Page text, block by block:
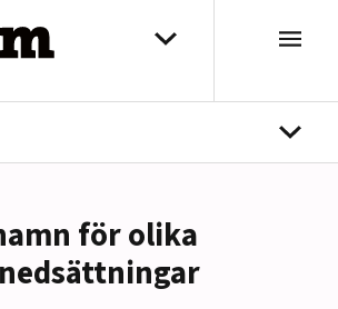
Välj distrikt
för olika